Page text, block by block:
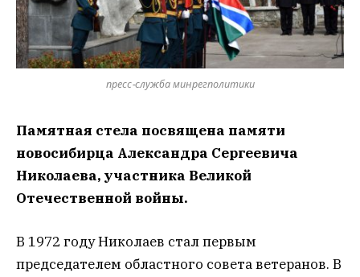
пресс-служба минрегполитики
Памятная стела посвящена памяти
новосибирца Александра Сергеевича
Николаева, участника Великой
Отечественной войны.
В 1972 году Николаев стал первым
председателем областного совета ветеранов. В